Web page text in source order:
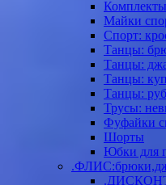
Майки
Спорт:
Танцы:
Танцы:
Танцы:
Танцы:
Трусы:
Фуфайки
Шорты
Юбки для